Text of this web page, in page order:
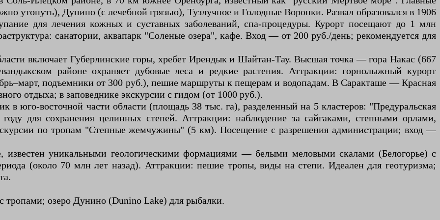
утонуть), Дунино (с лечебной грязью), Тузлучное и Голодные Воронки. Развал образовался в 1906
для лечения кожных и суставных заболеваний, спа-процедуры. Курорт посещают до 1 млн
санатории, аквапарк "Соленые озера", кафе. Вход — от 200 руб./день; рекомендуется для
включает Губерлинские горы, хребет Ирендык и Шайтан-Тау. Высшая точка — гора Накас (667
районе охраняет дубовые леса и редкие растения. Аттракции: горнолыжный курорт
подъемники от 300 руб.), пешие маршруты к пещерам и водопадам. В Саракташе — Красная
отдыха; в заповеднике экскурсии с гидом (от 1000 руб.).
в юго-восточной части области (площадь 38 тыс. га), разделенный на 5 кластеров: "Предуральская
для сохранения целинных степей. Аттракции: наблюдение за сайгаками, степными орлами,
по тропам "Степные жемчужины" (5 км). Посещение с разрешения администрации; вход —
уникальными геологическими формациями — белыми меловыми скалами (Белогорье) с
(около 70 млн лет назад). Аттракции: пешие тропы, виды на степи. Идеален для геотуризма;
тропами; озеро Дунино (Dunino Lake) для рыбалки.